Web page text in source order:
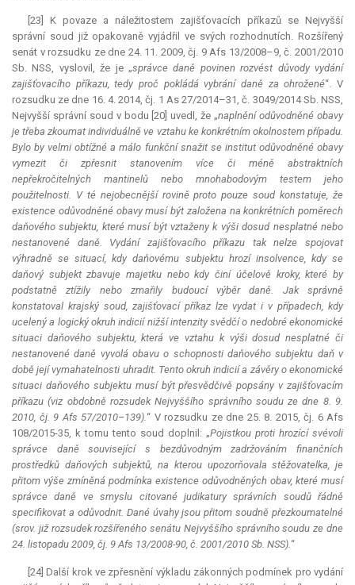
[23] K povaze a náležitostem zajišťovacích příkazů se Nejvyšší
správní soud již opakovaně vyjádřil ve svých rozhodnutích. Rozšířený
senát v rozsudku ze dne 24. 11. 2009, čj. 9 Afs 13/2008–9, č. 2001/2010
Sb. NSS, vyslovil, že je „správce daně povinen rozvést důvody vydání
zajišťovacího příkazu, tedy proč pokládá vybrání daně za ohrožené“. V
rozsudku ze dne 16. 4. 2014, čj. 1 As 27/2014–31, č. 3049/2014 Sb. NSS,
Nejvyšší správní soud v bodu [20] uvedl, že „naplnění odůvodněné obavy
je třeba zkoumat individuálně ve vztahu ke konkrétním okolnostem případu.
Bylo by velmi obtížné a málo funkční snažit se institut odůvodněné obavy
vymezit či zpřesnit stanovením více či méně abstraktních
nepřekročitelných mantinelů nebo mnohabodovým testem jeho
použitelnosti. V té nejobecnější rovině proto pouze soud konstatuje, že
existence odůvodněné obavy musí být založena na konkrétních poměrech
daňového subjektu, které musí být vztaženy k výši dosud nesplatné nebo
nestanovené daně. Vydání zajišťovacího příkazu tak nelze spojovat
výhradně se situací, kdy daňovému subjektu hrozí insolvence, kdy se
daňový subjekt zbavuje majetku nebo kdy činí účelově kroky, které by
podstatně ztížily nebo zmařily budoucí výběr daně. Jak správně
konstatoval krajský soud, zajišťovací příkaz lze vydat i v případech, kdy
ucelený a logický okruh indicií nižší intenzity svědčí o nedobré ekonomické
situaci daňového subjektu, která ve vztahu k výši dosud nesplatné či
nestanovené daně vyvolá obavu o schopnosti daňového subjektu daň v
době její vymahatelnosti uhradit. Tento okruh indicií a závěry o ekonomické
situaci daňového subjektu musí být přesvědčivě popsány v zajišťovacím
příkazu (viz obdobně rozsudek Nejvyššího správního soudu ze dne 8. 9.
2010, čj. 9 Afs 57/2010–139).“ V rozsudku ze dne 25. 8. 2015, čj. 6 Afs
108/2015-35, k tomu tento soud doplnil: „Pojistkou proti hrozící svévoli
správce daně související s bezdůvodným zadržováním finančních
prostředků daňových subjektů, na kterou upozorňovala stěžovatelka, je
přitom výše zmíněná podmínka existence odůvodněných obav, které musí
správce daně ve smyslu citované judikatury správních soudů řádně
specifikovat a odůvodnit. Dané úvahy jsou přitom soudně přezkoumatelné
(srov. již rozsudek rozšířeného senátu Nejvyššího správního soudu ze dne
24. listopadu 2009, čj. 9 Afs 13/2008-90, č. 2001/2010 Sb. NSS).“
[24] Další krok ve zpřesnění výkladu zákonných podmínek pro vydání